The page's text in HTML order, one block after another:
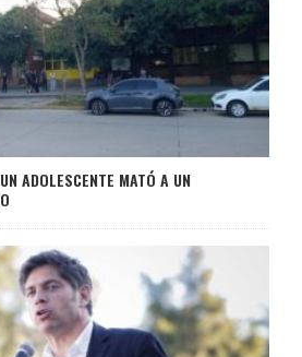
ADOLESCENTE MATÓ A UN